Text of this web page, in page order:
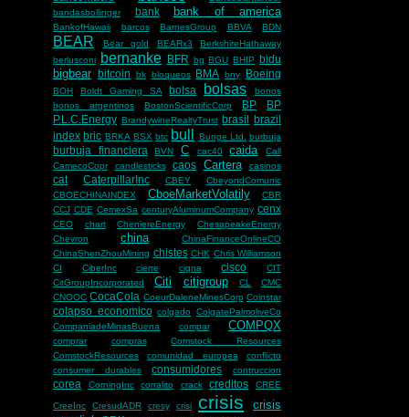
bandasbollinger
bank bank of america
BankofHawaii barcos BarnesGroup BBVA BDN
BEAR Bear gold BEARx3
BerkshireHathaway
berlusconi
bernanke BFR bg BGU BHIP bidu
bigbear bitcoin bk bloqueos BMA bny Boeing
BOH Boldt Gaming SA bolsa bolsas
bonos
bonos argentinos
BostonScientificCorp BP
BP
P.L.C.Energy BrandywineRealtyTrust brasil
brazil
index bric BRKA BSX btc bull Bunge Ltd. burbuja
burbuja financiera BVN C cac40 caida
Call
CamecoCopr
candlesticks caos Cartera casinos
cat CaterpillarInc CBEY
CbeyondComunic
CBOECHINAINDEX
CboeMarketVolatily
CBR
CCJ CDE CemexSa centuryAluminumCompany cenx
CEO chart CheniereEnergy
ChesapeakeEnergy
Chevron
china
ChinaFinanceOnlineCO
ChinaShenZhouMining chistes CHK Chris Williamson
CI
CiberInc cierre cigna cisco
CIT
CitGroupIncorporated
Citi citigroup CL
CMC
CNOOC CocaCola CoeurDaleneMinesCorp Coinstar
colapso economico colgado
ColgatePalmoliveCo
CompaniadeMinasBuena
compar COMPQX
comprar compras
Comstock Resources
ComstockResources
comunidad europea
conflicto
consumer durables
consumidores contruccion
corea CorningInc corralito crack creditos CREE
CreeInc CresudADR cresy crisi crisis
crisis